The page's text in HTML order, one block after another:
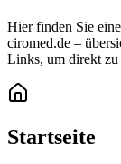
Hier finden Sie
ciromed.de –
Links, um direkt zu
Startseite